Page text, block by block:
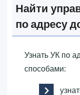
Найти
по адресу
Узнать УК по
способами: